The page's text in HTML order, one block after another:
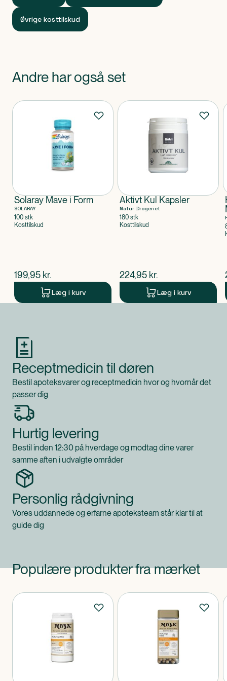
Øvrige kosttilskud
Andre har også set
Produkter
Solaray Mave i Form
SOLARAY
100 stk
Kosttilskud
$nuværende pris
199,95 kr.
Læg i kurv
Aktivt Kul Kapsler
Natur Drogeriet
180 stk
Kosttilskud
$nuværende pris
224,95 kr.
Læg i kurv
Receptmedicin til døren
Bestil apoteksvarer og receptmedicin hvor og hvornår det
passer dig
Hurtig levering
Bestil inden 12:30 på hverdage og modtag dine varer
samme aften i udvalgte områder
Personlig rådgivning
Vores uddannede og erfarne apoteksteam står klar til at
guide dig
Populære produkter fra mærket
Produkter